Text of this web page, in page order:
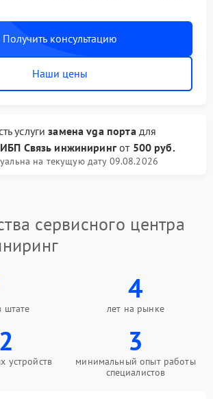
Получить консультацию
Наши цены
услугизамена vga портадля
ИБП Связь инжинирингот 500 руб.
на текущую дату 09.08.2026
сервисного центра
штате
4
лет на рынке
устройств
3
минимальный опыт работы
специалистов